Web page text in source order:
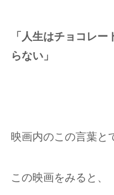
「人生はチョコレ
らない」
映画内のこの言葉と
この映画をみると、